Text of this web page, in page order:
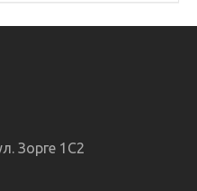
Зорге 1C2